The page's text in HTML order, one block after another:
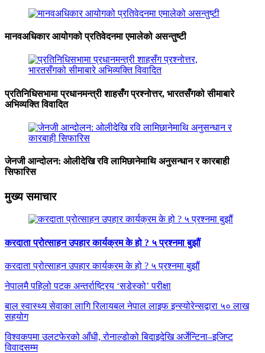
मानवअधिकार आयोगको प्रतिवेदनमा एमालेको असन्तुष्टी
प्रतिनिधिसभामा प्रधानमन्त्री शाहसँग प्रश्नोत्तर, भारतसँगको सीमाबारे
अभिव्यक्ति विवादित
जेनजी आन्दोलन: ओलीदेखि रवि लामिछानेमाथि अनुसन्धान र कारबाही
सिफारिस
मुख्य समाचार
करदाता प्रोत्साहन उपहार कार्यक्रम के हो ? ५ प्रश्नमा बुझौं
करदाता प्रोत्साहन उपहार कार्यक्रम के हो ? ५ प्रश्नमा बुझौं
नेपालमै पहिलो पटक अन्तर्राष्ट्रिय ‘सडेस्को’ परीक्षा
बाल स्वास्थ्य सेवाका लागि रिलायबल नेपाल लाइफ इन्स्योरेन्सद्वारा ५० लाख
सहयोग
विश्वकपमा उलटफेरको आँधी, रोनाल्डोको बिदाइदेखि अर्जेन्टिना–इजिप्ट
विवादसम्म